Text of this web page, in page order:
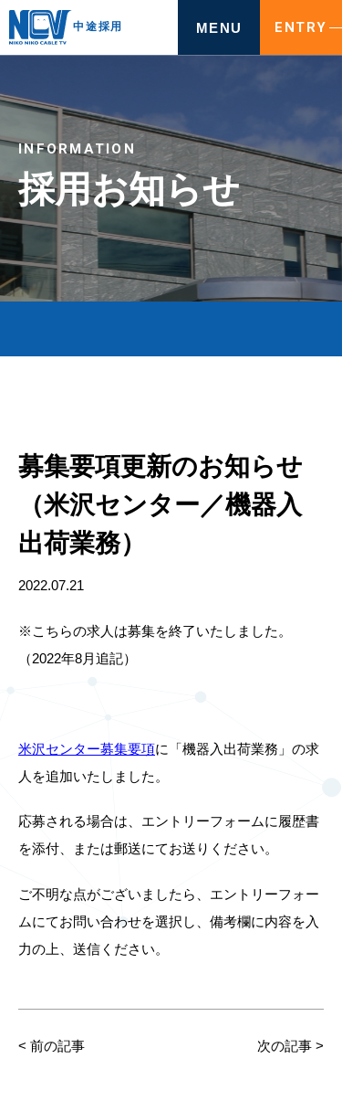
中途採用 MENU ENTRY
INFORMATION
採用お知らせ
募集要項更新のお知らせ
（米沢センター／機器入
出荷業務）
2022.07.21
※こちらの求人は募集を終了いたしました。
（2022年8月追記）
米沢センター募集要項に「機器入出荷業務」の求
人を追加いたしました。
応募される場合は、エントリーフォームに履歴書
を添付、または郵送にてお送りください。
ご不明な点がございましたら、エントリーフォー
ムにてお問い合わせを選択し、備考欄に内容を入
力の上、送信ください。
< 前の記事 次の記事 >